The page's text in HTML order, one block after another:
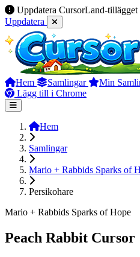
Uppdatera CursorLand-
Uppdatera
Hem Samlingar Min
Lägg till i Chrome
Hem
Samlingar
Mario + Rabbids Sparks of
Persikohare
Mario + Rabbids Sparks of Hope
Peach Rabbit Cursor